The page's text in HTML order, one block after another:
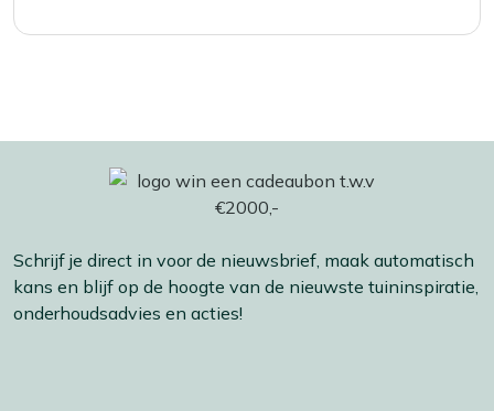
Schrijf je direct in voor de nieuwsbrief, maak automatisch
kans en blijf op de hoogte van de nieuwste tuininspiratie,
onderhoudsadvies en acties!